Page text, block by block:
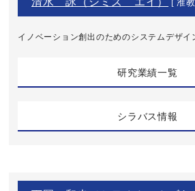
[ 准
イノベーション創出のためのシステムデザイ
研究業績一覧
シラバス情報